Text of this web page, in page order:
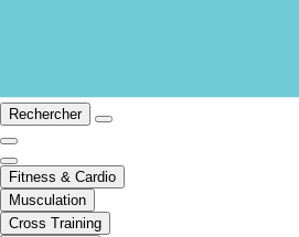
Rechercher
Fitness & Cardio
Musculation
Cross Training